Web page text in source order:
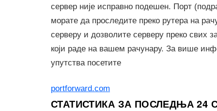
сервер није исправно подешен. Порт
морате да проследите преко рутера на
серверу и дозволите серверу преко свих
који раде на вашем рачунару. За више
упутства посетите
portforward.com
СТАТИСТИКА ЗА ПОСЛЕДЊА 24